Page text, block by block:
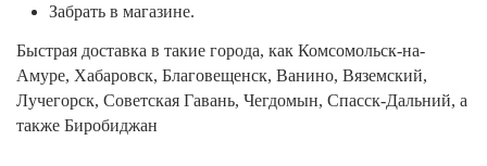
Забрать в магазине.
Быстрая доставка в такие города, как Комсомольск-на-
Амуре, Хабаровск, Благовещенск, Ванино, Вяземский,
Лучегорск, Советская Гавань, Чегдомын, Спасск-Дальний, а
также Биробиджан